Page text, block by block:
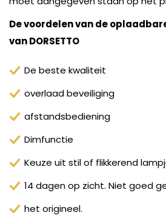
De voordelen van de
van DORSETTO
De beste kwaliteit
overlaad beveiliging
afstandsbediening
Dimfunctie
Keuze uit stil of flikkerend
14 dagen op zicht. Niet goed
het origineel.